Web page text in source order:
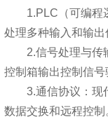
1.PLC（可编程逻
处理多种输入和输
2.信号处理与传输
控制箱输出控制信
3.通信协议：现代
数据交换和远程控制